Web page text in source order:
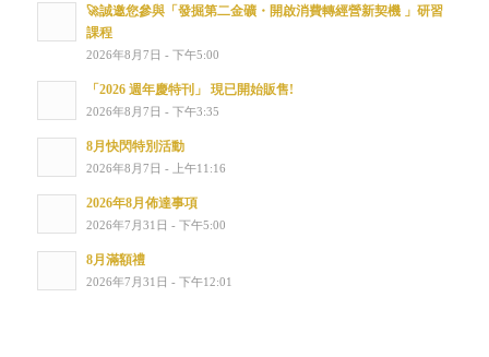
🚀誠邀您參與「發掘第二金礦・開啟消費轉經營新契機 」研習
課程
2026年8月7日 - 下午5:00
「2026 週年慶特刊」 現已開始販售!
2026年8月7日 - 下午3:35
8月快閃特別活動
2026年8月7日 - 上午11:16
2026年8月佈達事項
2026年7月31日 - 下午5:00
8月滿額禮
2026年7月31日 - 下午12:01